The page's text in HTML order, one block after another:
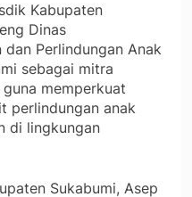
Kabupaten
Dinas
dan Perlindungan Anak
sebagai mitra
memperkuat
perlindungan anak
di lingkungan
Sukabumi, Asep